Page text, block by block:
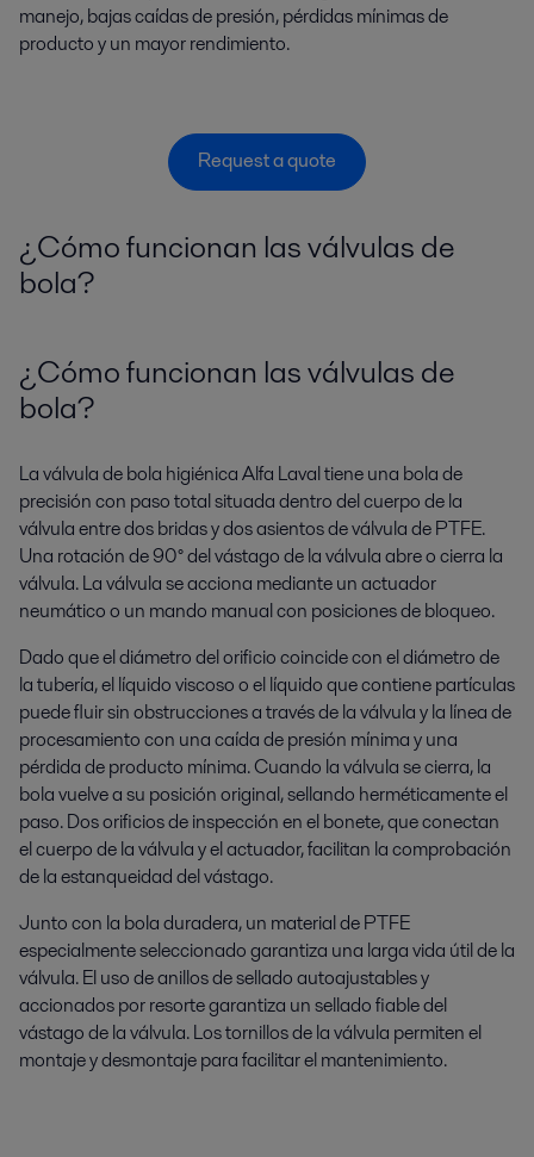
manejo, bajas caídas de presión, pérdidas mínimas de
producto y un mayor rendimiento.
Request a quote
¿Cómo funcionan las válvulas de
bola?
¿Cómo funcionan las válvulas de
bola?
La válvula de bola higiénica Alfa Laval tiene una bola de
precisión con paso total situada dentro del cuerpo de la
válvula entre dos bridas y dos asientos de válvula de PTFE.
Una rotación de 90° del vástago de la válvula abre o cierra la
válvula. La válvula se acciona mediante un actuador
neumático o un mando manual con posiciones de bloqueo.
Dado que el diámetro del orificio coincide con el diámetro de
la tubería, el líquido viscoso o el líquido que contiene partículas
puede fluir sin obstrucciones a través de la válvula y la línea de
procesamiento con una caída de presión mínima y una
pérdida de producto mínima. Cuando la válvula se cierra, la
bola vuelve a su posición original, sellando herméticamente el
paso. Dos orificios de inspección en el bonete, que conectan
el cuerpo de la válvula y el actuador, facilitan la comprobación
de la estanqueidad del vástago.
Junto con la bola duradera, un material de PTFE
especialmente seleccionado garantiza una larga vida útil de la
válvula. El uso de anillos de sellado autoajustables y
accionados por resorte garantiza un sellado fiable del
vástago de la válvula. Los tornillos de la válvula permiten el
montaje y desmontaje para facilitar el mantenimiento.